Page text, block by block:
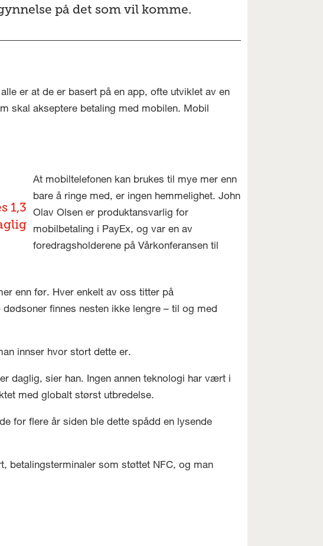
på det som vil komme.
er at de er basert på en app, ofte utviklet av en
skal akseptere betaling med mobilen. Mobil
1,3
At mobiltelefonen kan brukes til mye mer enn
bare å ringe med, er ingen hemmelighet. John
Olav Olsen er produktansvarlig for
mobilbetaling i PayEx, og var en av
foredragsholderene på Vårkonferansen til
enn før. Hver enkelt av oss titter på
finnes nesten ikke lengre – til og med
innser hvor stort dette er.
daglig, sier han. Ingen annen teknologi har vært i
med globalt størst utbredelse.
for flere år siden ble dette spådd en lysende
betalingsterminaler som støttet NFC, og man